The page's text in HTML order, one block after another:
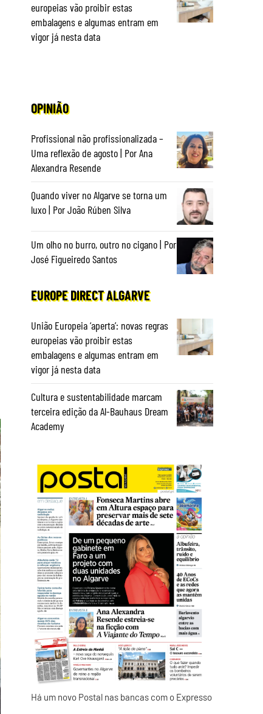
europeias vão proibir estas
embalagens e algumas entram em
vigor já nesta data
OPINIÃO
Profissional não profissionalizada –
Uma reflexão de agosto | Por Ana
Alexandra Resende
Quando viver no Algarve se torna um
luxo | Por João Rúben Silva
Um olho no burro, outro no cigano | Por
José Figueiredo Santos
EUROPE DIRECT ALGARVE
União Europeia ‘aperta’: novas regras
europeias vão proibir estas
embalagens e algumas entram em
vigor já nesta data
Cultura e sustentabilidade marcam
terceira edição da Al-Bauhaus Dream
Academy
Há um novo Postal nas bancas com o Expresso